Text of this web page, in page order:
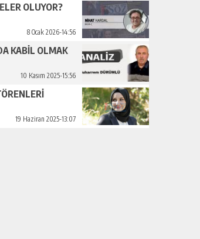
OLUYOR?
8 Ocak 2026-14:56
KABİL OLMAK
10 Kasım 2025-15:56
19 Haziran 2025-13:07